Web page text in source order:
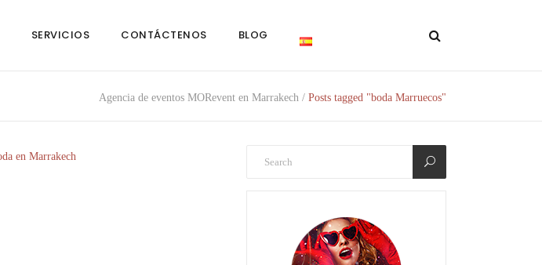
SERVICIOS CONTÁCTENOS BLOG
Agencia de eventos MORevent en Marrakech / Posts tagged "boda Marruecos"